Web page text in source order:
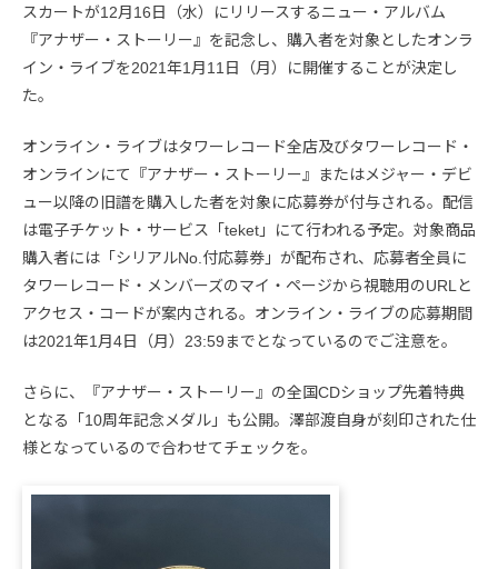
スカートが12月16日（水）にリリースするニュー・アルバム
『アナザー・ストーリー』を記念し、購入者を対象としたオンラ
イン・ライブを2021年1月11日（月）に開催することが決定し
た。
オンライン・ライブはタワーレコード全店及びタワーレコード・
オンラインにて『アナザー・ストーリー』またはメジャー・デビ
ュー以降の旧譜を購入した者を対象に応募券が付与される。配信
は電子チケット・サービス「teket」にて行われる予定。対象商品
購入者には「シリアルNo.付応募券」が配布され、応募者全員に
タワーレコード・メンバーズのマイ・ページから視聴用のURLと
アクセス・コードが案内される。オンライン・ライブの応募期間
は2021年1月4日（月）23:59までとなっているのでご注意を。
さらに、『アナザー・ストーリー』の全国CDショップ先着特典
となる「10周年記念メダル」も公開。澤部渡自身が刻印された仕
様となっているので合わせてチェックを。